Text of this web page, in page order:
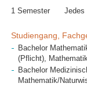
1 Semester Jedes
Studiengang,
Bachelor
(Pflicht),
Bachelor
Mathematik/